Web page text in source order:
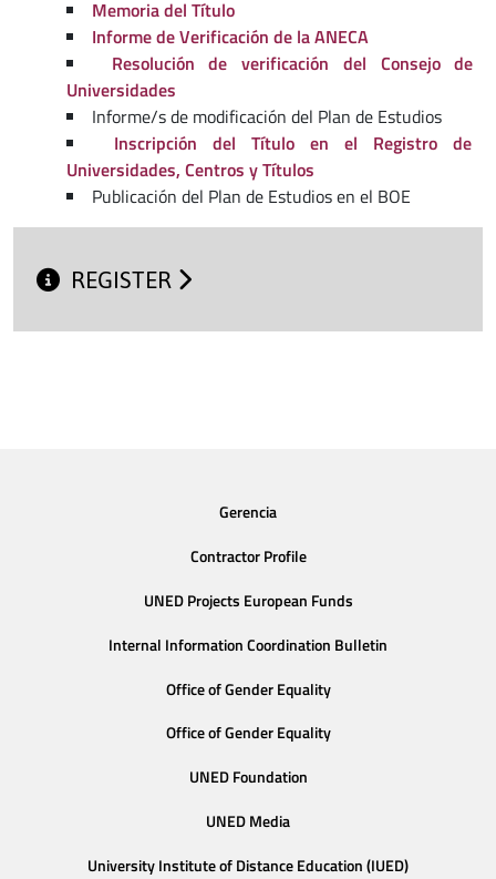
Memoria del Título
Informe de Verificación de la ANECA
Resolución de verificación del Consejo de
Universidades
Informe/s de modificación del Plan de Estudios
Inscripción del Título en el Registro de
Universidades, Centros y Títulos
Publicación del Plan de Estudios en el BOE
REGISTER
Gerencia
Contractor Profile
UNED Projects European Funds
Internal Information Coordination Bulletin
Office of Gender Equality
Office of Gender Equality
UNED Foundation
UNED Media
University Institute of Distance Education (IUED)